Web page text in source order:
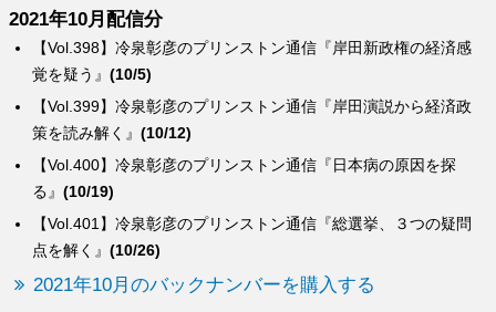
2021年10月配信分
【Vol.401】冷泉彰彦のプリンストン通信『総選挙、３つの疑問
点を解く』(10/26)
【Vol.400】冷泉彰彦のプリンストン通信『日本病の原因を探
る』(10/19)
【Vol.399】冷泉彰彦のプリンストン通信『岸田演説から経済政
策を読み解く』(10/12)
【Vol.398】冷泉彰彦のプリンストン通信『岸田新政権の経済感
覚を疑う』(10/5)
2021年10月のバックナンバーを購入する